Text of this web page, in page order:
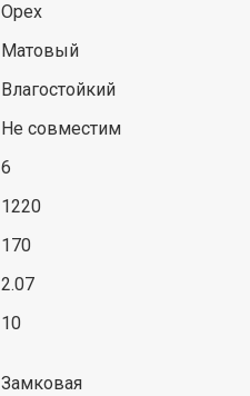
Орех
Матовый
Влагостойкий
Не совместим
6
1220
170
2.07
10
Замковая